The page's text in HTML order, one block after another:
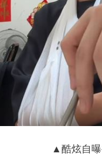
▲酷炫自曝